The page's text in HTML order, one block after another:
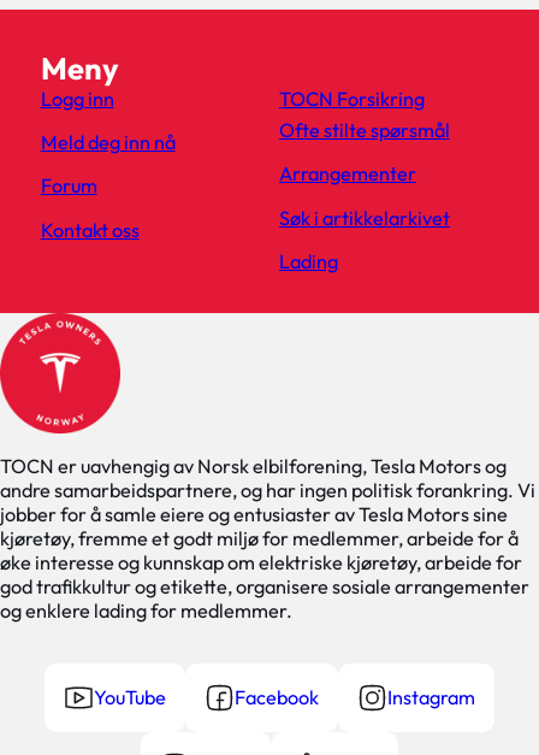
TOCN er uavhengig av Norsk elbilforening, Tesla Motors og
andre samarbeidspartnere, og har ingen politisk forankring. Vi
jobber for å samle eiere og entusiaster av Tesla Motors sine
kjøretøy, fremme et godt miljø for medlemmer, arbeide for å
øke interesse og kunnskap om elektriske kjøretøy, arbeide for
god trafikkultur og etikette, organisere sosiale arrangementer
og enklere lading for medlemmer.
YouTube Facebook Instagram
Meny
Logg inn
Meld deg inn nå
Forum
Kontakt oss
TOCN Forsikring
Ofte stilte spørsmål
Arrangementer
Søk i artikkelarkivet
Lading